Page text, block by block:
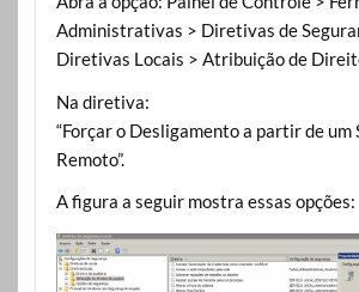
Administrativas > Diretivas de
Diretivas Locais > Atribuição de
Na diretiva:
“Forçar o Desligamento a partir de um
Remoto”.
A figura a seguir mostra essas opções: